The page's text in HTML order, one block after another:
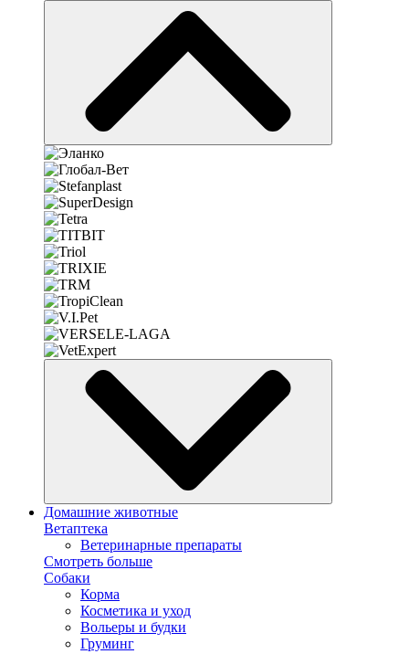
Домашние животные
Ветаптека
Ветеринарные препараты
Смотреть больше
Собаки
Корма
Косметика и уход
Вольеры и будки
Груминг